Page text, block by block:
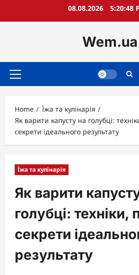
08.08.2026 5:20:49
Wem.ua
Primary
Home
Їжа та кулінарія
Як варити капусту на голубці:
секрети ідеального результату
Їжа та кулінарія
Як варити
голубці: техніки,
секрети
результату